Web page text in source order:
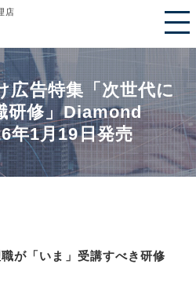
店
広告特集「次世代に
研修」Diamond
年1月19日発売
が「いま」受講すべき研修